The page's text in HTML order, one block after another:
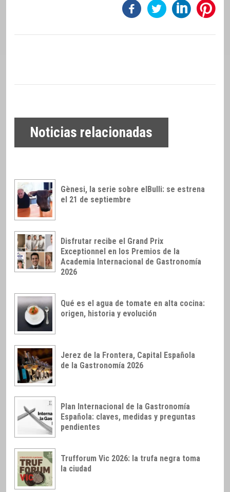
Noticias relacionadas
Gènesi, la serie sobre elBulli: se estrena
el 21 de septiembre
Disfrutar recibe el Grand Prix
Exceptionnel en los Premios de la
Academia Internacional de Gastronomía
2026
Qué es el agua de tomate en alta cocina:
origen, historia y evolución
Jerez de la Frontera, Capital Española
de la Gastronomía 2026
Plan Internacional de la Gastronomía
Española: claves, medidas y preguntas
pendientes
Trufforum Vic 2026: la trufa negra toma
la ciudad